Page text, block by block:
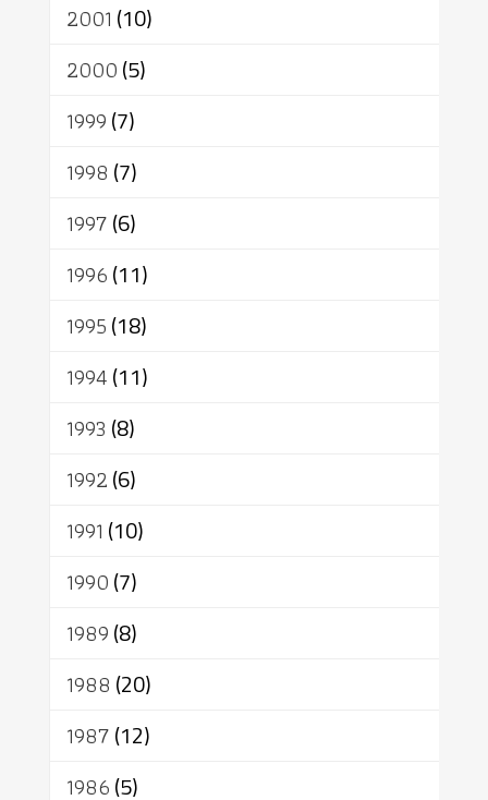
2001 (10)
2000(5)
1999(7)
1998 (7)
1997(6)
1996(11)
1995(18)
1994(11)
1993 (8)
1992(6)
1991 (10)
1990(7)
1989(8)
1988 (20)
1987(12)
1986(5)